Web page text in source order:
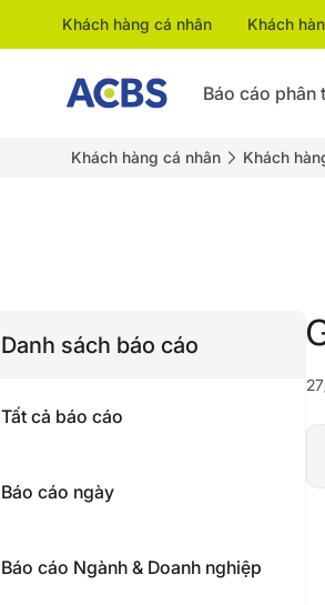
Khách hàng cá nhân Khách
Báo cáo phân
Khách hàng cá nhân Khách
Danh sách báo cáo
Tất cả báo cáo
Báo cáo ngày
Báo cáo Ngành & Doanh nghiệp